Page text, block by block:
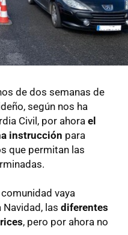
de dos semanas de
según nos ha
Civil, por ahora el
instrucción para
que permitan las
vaya
las diferentes
, pero por ahora no